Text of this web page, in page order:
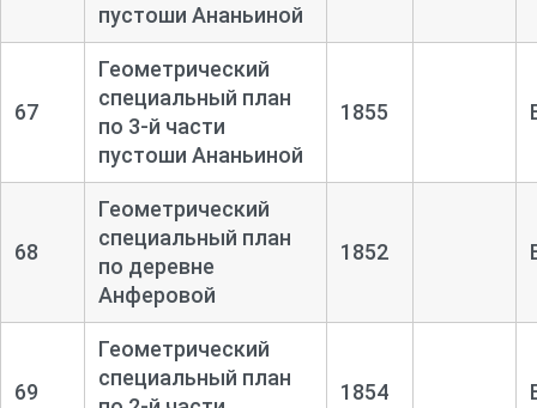
пустоши Ананьиной
67
Геометрический
специальный план
по 3-й части
пустоши Ананьиной
1855
68
Геометрический
специальный план
по деревне
Анферовой
1852
69
Геометрический
специальный план
1854